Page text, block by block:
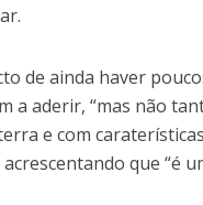
de ainda haver
a aderir, “mas não
e com
que “é